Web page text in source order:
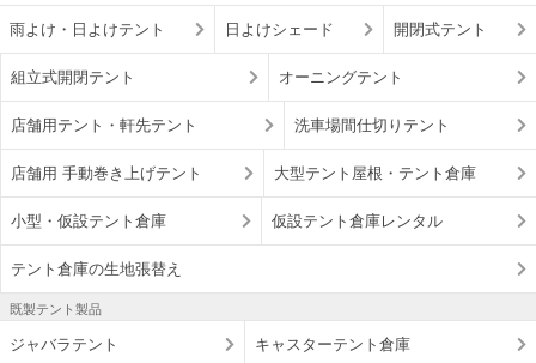
雨よけ・日よけテント 日よけシェード 開閉式テント
組立式開閉テント オーニングテント
店舗用テント・軒先テント 洗車場間仕切りテント
店舗用 手動巻き上げテント 大型テント屋根・テント倉庫
小型・仮設テント倉庫 仮設テント倉庫レンタル
テント倉庫の生地張替え
既製テント製品
ジャバラテント キャスターテント倉庫